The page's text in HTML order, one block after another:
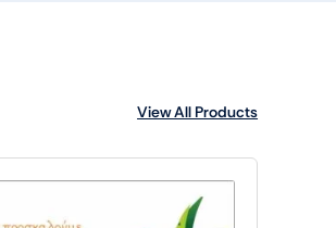
View All Products